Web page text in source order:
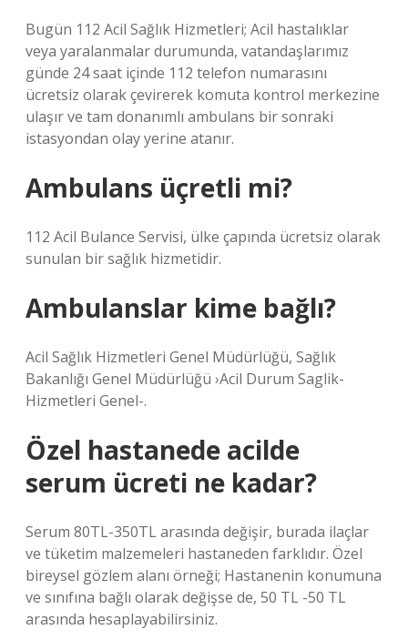
Bugün 112 Acil Sağlık Hizmetleri; Acil hastalıklar
veya yaralanmalar durumunda, vatandaşlarımız
günde 24 saat içinde 112 telefon numarasını
ücretsiz olarak çevirerek komuta kontrol merkezine
ulaşır ve tam donanımlı ambulans bir sonraki
istasyondan olay yerine atanır.
Ambulans üçretli mi?
112 Acil Bulance Servisi, ülke çapında ücretsiz olarak
sunulan bir sağlık hizmetidir.
Ambulanslar kime bağlı?
Acil Sağlık Hizmetleri Genel Müdürlüğü, Sağlık
Bakanlığı Genel Müdürlüğü ›Acil Durum Saglik-
Hizmetleri Genel-.
Özel hastanede acilde
serum ücreti ne kadar?
Serum 80TL-350TL arasında değişir, burada ilaçlar
ve tüketim malzemeleri hastaneden farklıdır. Özel
bireysel gözlem alanı örneği; Hastanenin konumuna
ve sınıfına bağlı olarak değişse de, 50 TL -50 TL
arasında hesaplayabilirsiniz.